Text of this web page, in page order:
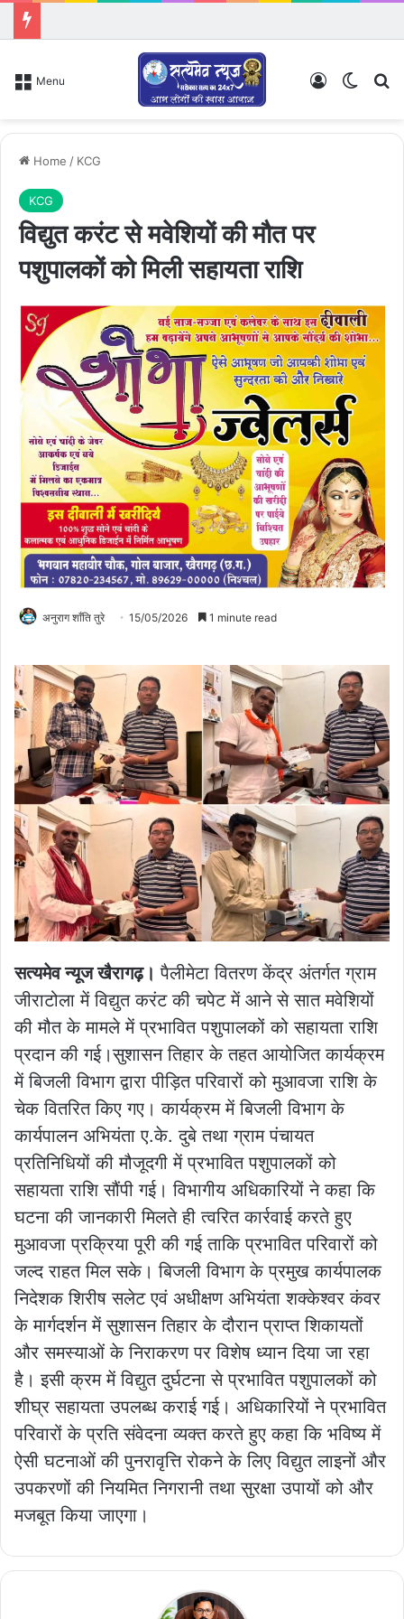
Menu Log In
Home / KCG
KCG
विद्युत करंट से मवेशियों की मौत पर
पशुपालकों को मिली सहायता राशि
अनुराग शाँति तुरे 15/05/2026 1 minute read
सत्यमेव न्यूज खैरागढ़। पैलीमेटा वितरण केंद्र अंतर्गत ग्राम
जीराटोला में विद्युत करंट की चपेट में आने से सात मवेशियों
की मौत के मामले में प्रभावित पशुपालकों को सहायता राशि
प्रदान की गई।सुशासन तिहार के तहत आयोजित कार्यक्रम
में बिजली विभाग द्वारा पीड़ित परिवारों को मुआवजा राशि के
चेक वितरित किए गए। कार्यक्रम में बिजली विभाग के
कार्यपालन अभियंता ए.के. दुबे तथा ग्राम पंचायत
प्रतिनिधियों की मौजूदगी में प्रभावित पशुपालकों को
सहायता राशि सौंपी गई। विभागीय अधिकारियों ने कहा कि
घटना की जानकारी मिलते ही त्वरित कार्रवाई करते हुए
मुआवजा प्रक्रिया पूरी की गई ताकि प्रभावित परिवारों को
जल्द राहत मिल सके। बिजली विभाग के प्रमुख कार्यपालक
निदेशक शिरीष सलेट एवं अधीक्षण अभियंता शक्केश्वर कंवर
के मार्गदर्शन में सुशासन तिहार के दौरान प्राप्त शिकायतों
और समस्याओं के निराकरण पर विशेष ध्यान दिया जा रहा
है। इसी क्रम में विद्युत दुर्घटना से प्रभावित पशुपालकों को
शीघ्र सहायता उपलब्ध कराई गई। अधिकारियों ने प्रभावित
परिवारों के प्रति संवेदना व्यक्त करते हुए कहा कि भविष्य में
ऐसी घटनाओं की पुनरावृत्ति रोकने के लिए विद्युत लाइनों और
उपकरणों की नियमित निगरानी तथा सुरक्षा उपायों को और
मजबूत किया जाएगा।